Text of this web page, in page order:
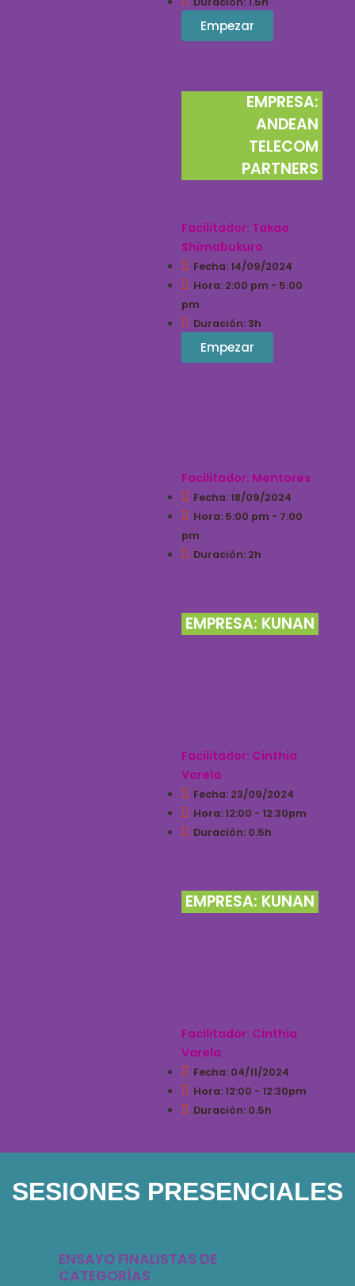
Empezar
EMPRESA:
ANDEAN
TELECOM
PARTNERS
Facilitador: Takao
Shimabukuro
Fecha: 14/09/2024
Hora: 2:00 pm - 5:00
pm
Duración: 3h
Empezar
Facilitador: Mentores
Fecha: 18/09/2024
Hora: 5:00 pm - 7:00
pm
Duración: 2h
EMPRESA: KUNAN
Facilitador: Cinthia
Varela
Fecha: 23/09/2024
Hora: 12:00 - 12:30pm
Duración: 0.5h
EMPRESA: KUNAN
Facilitador: Cinthia
Varela
Fecha: 04/11/2024
Hora: 12:00 - 12:30pm
Duración: 0.5h
SESIONES PRESENCIALES
ENSAYO FINALISTAS DE
CATEGORÍAS